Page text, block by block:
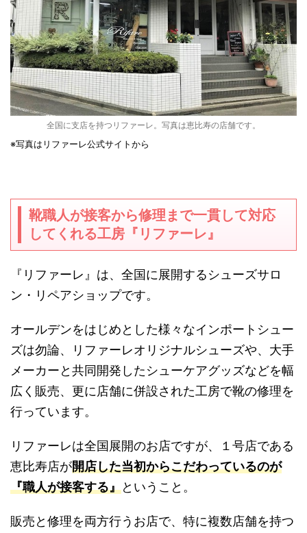
全国に支店を持つリファーレ。写真は恵比寿の店舗です。
※写真はリファーレ公式サイトから
靴職人が接客から修理まで一貫して対応
してくれる工房『リファーレ』
『リファーレ』は、全国に展開するシューズサロ
ン・リペアショップです。
オールデンをはじめとした様々なインポートシュー
ズは勿論、リファーレオリジナルシューズや、大手
メーカーと共同開発したシューケアグッズなどを幅
広く販売、更に店舗に併設された工房で靴の修理を
行っています。
リファーレは全国展開のお店ですが、１号店である
恵比寿店が開店した当初からこだわっているのが
『職人が接客する』ということ。
販売と修理を両方行うお店で、特に複数店舗を持つ